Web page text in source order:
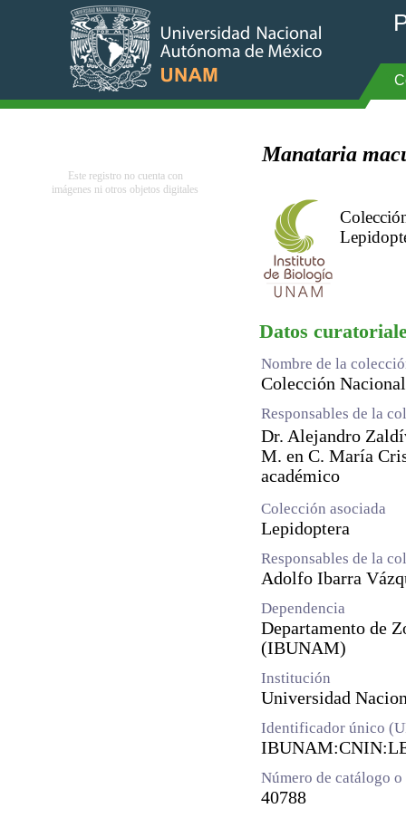
Este registro no cuenta con
imágenes ni otros objetos digitales
Manataria
Datos
Nombre de la
Colección
Responsables de la
Dr. Alejandro
M. en C. María
académico
Colección asociada
Lepidoptera
Responsables de la
Adolfo Ibarra
Dependencia
Departamento de
(IBUNAM)
Institución
Universidad
Identificador único
Número de catálogo
40788